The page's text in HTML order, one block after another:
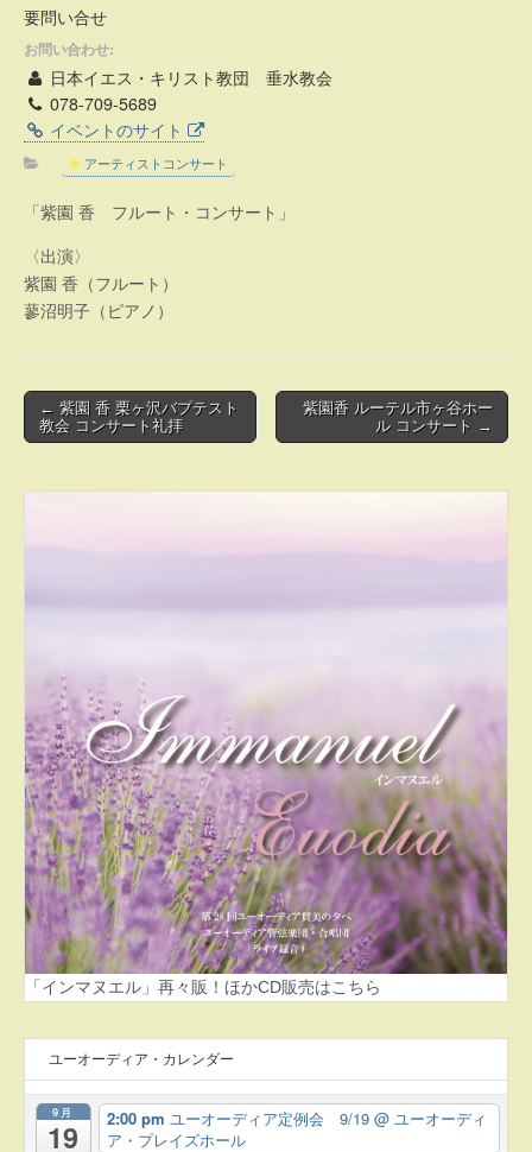
要問い合せ
お問い合わせ:
日本イエス・キリスト教団 垂水教会
078-709-5689
イベントのサイト
アーティストコンサート
「紫園 香 フルート・コンサート」
〈出演〉
紫園 香（フルート）
蓼沼明子（ピアノ）
Post
navigation
← 紫園 香 栗ヶ沢バプテスト
教会 コンサート礼拝
紫園香 ルーテル市ヶ谷ホー
ル コンサート →
「インマヌエル」再々販！ほかCD販売はこちら
ユーオーディア・カレンダー
9月
19
2:00 pm ユーオーディア定例会 9/19 @ ユーオーディ
ア・プレイズホール